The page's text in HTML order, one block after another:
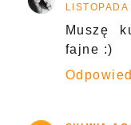
Muszę
fajne :)